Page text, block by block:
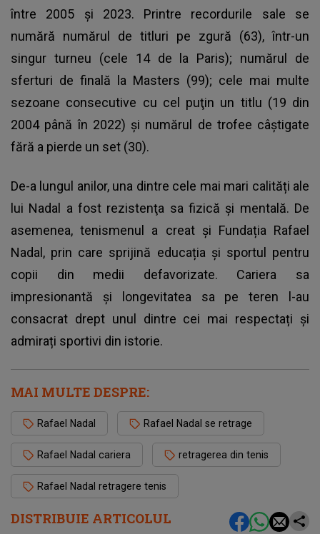
DISTRIBUIE ARTICOLUL
între 2005 şi 2023. Printre recordurile sale se
numără numărul de titluri pe zgură (63), într-un
singur turneu (cele 14 de la Paris); numărul de
sferturi de finală la Masters (99); cele mai multe
sezoane consecutive cu cel puţin un titlu (19 din
2004 până în 2022) şi numărul de trofee câştigate
fără a pierde un set (30).
De-a lungul anilor, una dintre cele mai mari calități ale
lui Nadal a fost rezistenţa sa fizică și mentală. De
asemenea, tenismenul a creat și Fundația Rafael
Nadal, prin care sprijină educația și sportul pentru
copii din medii defavorizate. Cariera sa
impresionantă și longevitatea sa pe teren l-au
consacrat drept unul dintre cei mai respectați și
admirați sportivi din istorie.
MAI MULTE DESPRE:
Rafael Nadal Rafael Nadal se retrage
Rafael Nadal cariera retragerea din tenis
Rafael Nadal retragere tenis